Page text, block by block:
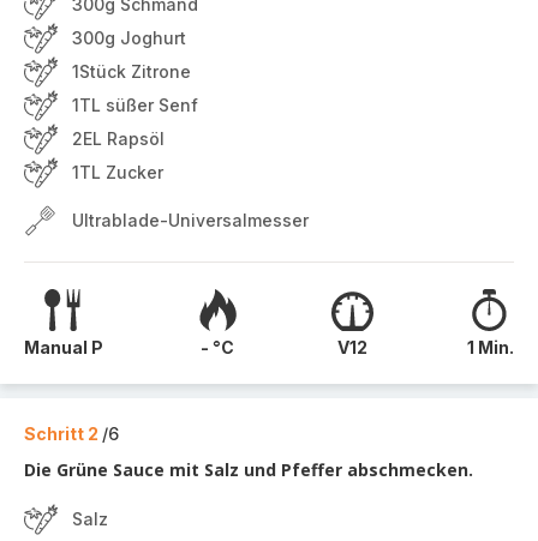
300g Schmand
300g Joghurt
1Stück Zitrone
1TL süßer Senf
2EL Rapsöl
1TL Zucker
Ultrablade-Universalmesser
Manual P - °C V12 1 Min.
Schritt 2 /6
Die Grüne Sauce mit Salz und Pfeffer abschmecken.
Salz